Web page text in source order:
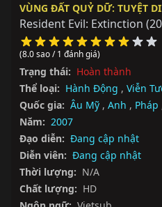
VÙNG ĐẤT QUỶ DỮ: TUYỆT
Resident Evil: Extinction
(8.0 sao / 1 đánh giá)
Trạng thái: Hoàn thành
Thể loại: Hành Động , Viễn
Quốc gia: Âu Mỹ , Anh , Pháp
Năm: 2007
Đạo diễn: Đang cập nhật
Diễn viên: Đang cập nhật
Thời lượng: N/A
Chất lượng: HD